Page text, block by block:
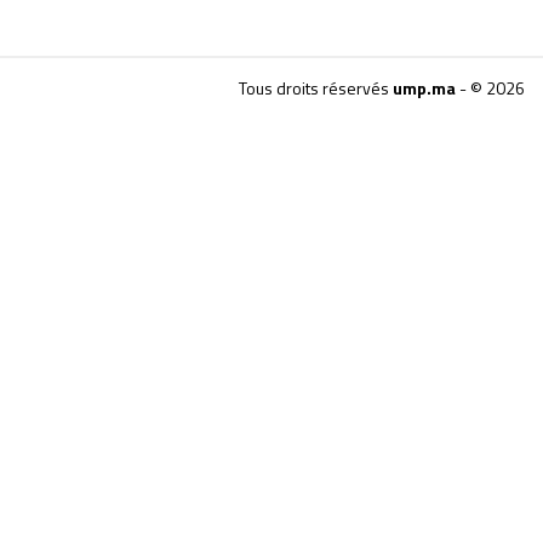
Tous droits réservés ump.ma- © 2026